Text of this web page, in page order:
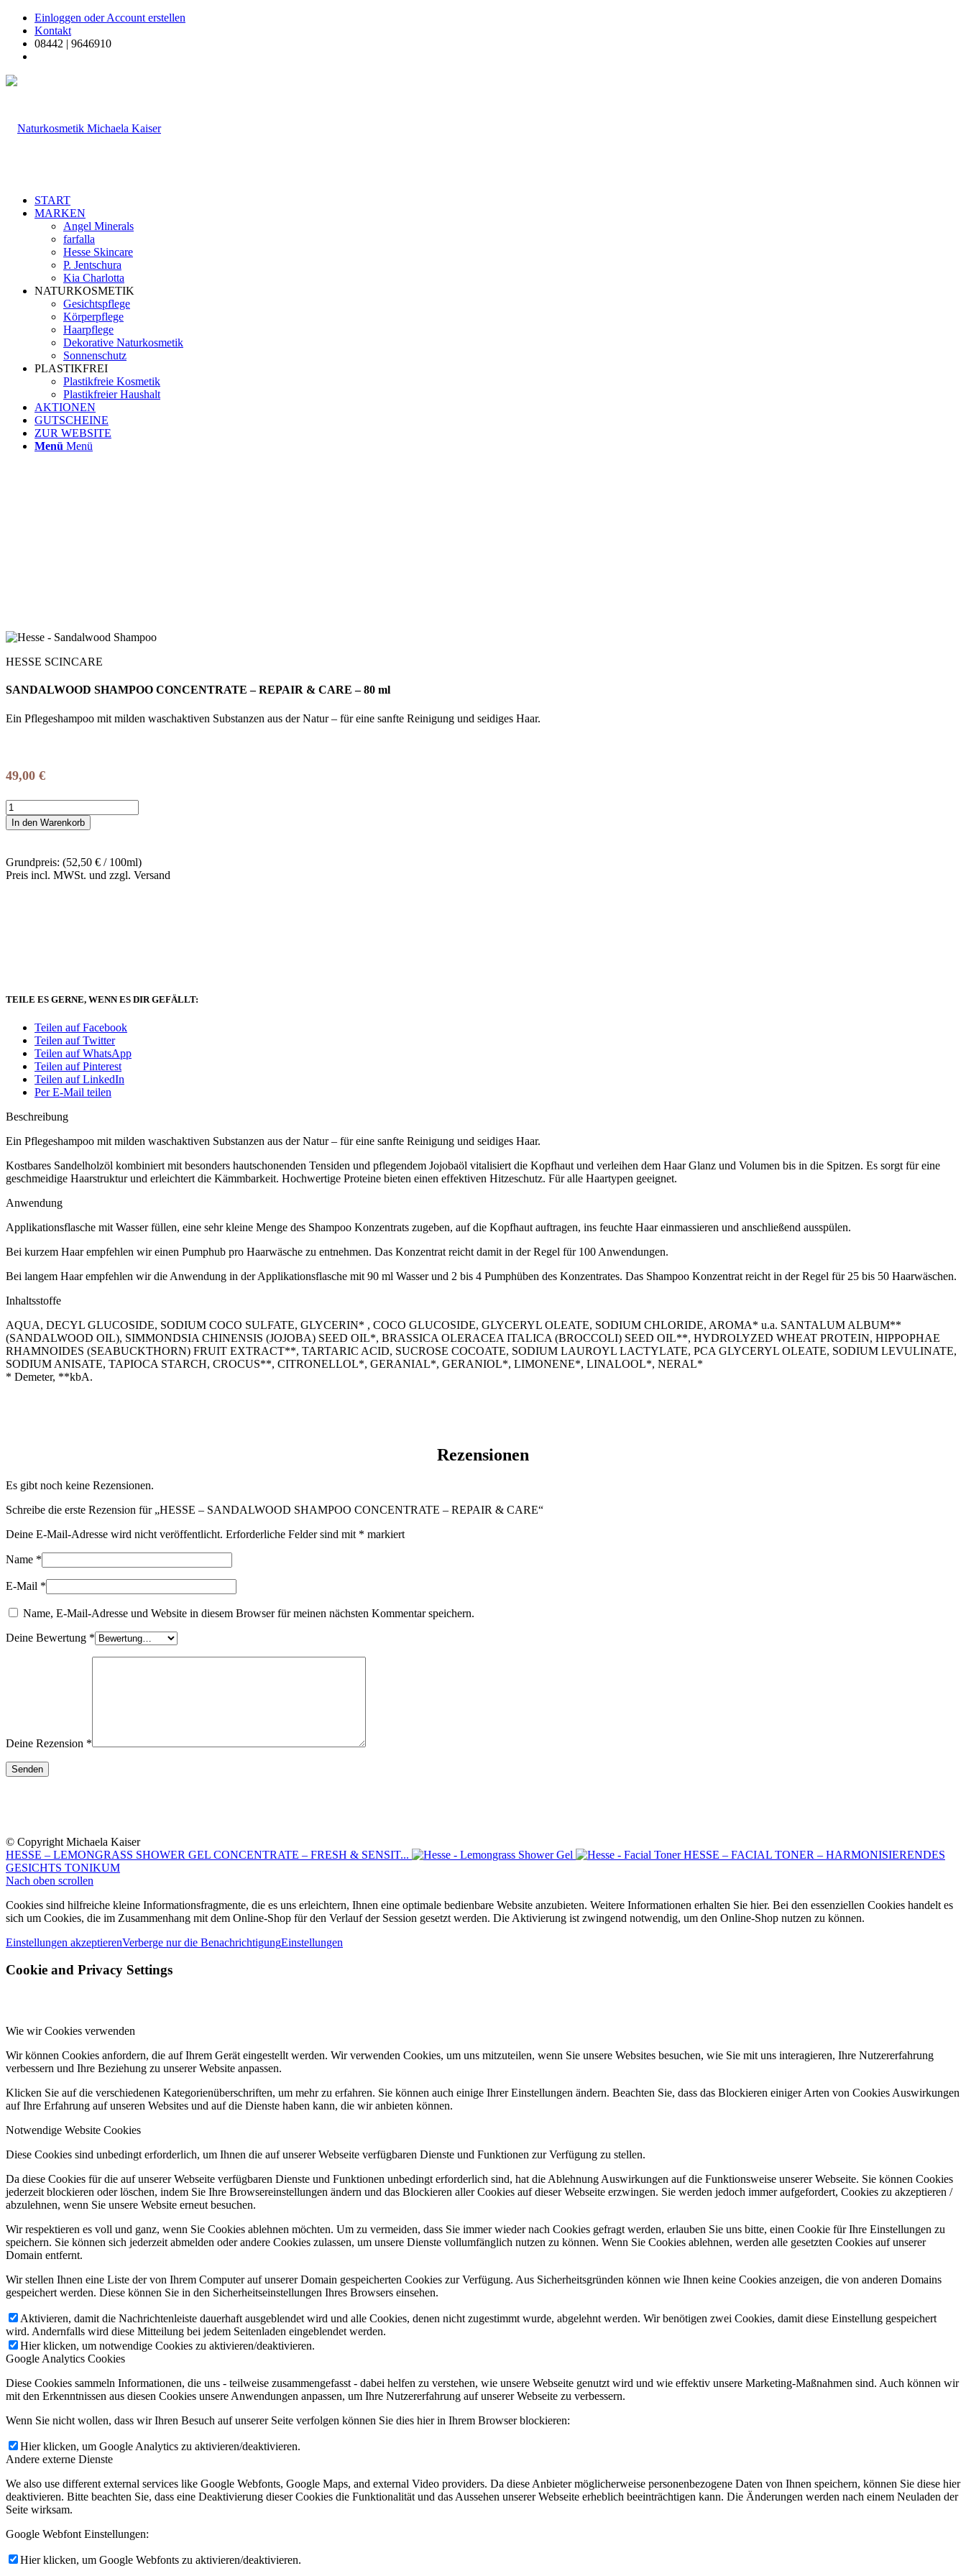
Einloggen oder Account erstellen
Kontakt
08442 | 9646910
START
MARKEN
Angel Minerals
farfalla
Hesse Skincare
P. Jentschura
Kia Charlotta
NATURKOSMETIK
Gesichtspflege
Körperpflege
Haarpflege
Dekorative Naturkosmetik
Sonnenschutz
PLASTIKFREI
Plastikfreie Kosmetik
Plastikfreier Haushalt
AKTIONEN
GUTSCHEINE
ZUR WEBSITE
Menü Menü
HESSE SCINCARE
SANDALWOOD SHAMPOO CONCENTRATE – REPAIR & CARE – 80 ml
Ein Pflegeshampoo mit milden waschaktiven Substanzen aus der Natur – für eine sanfte Reinigung und seidiges Haar.
49,00 €
HESSE
-
SANDALWOOD
CONCENTRATE
-
REPAIR
In den Warenkorb
Grundpreis: (52,50 € / 100ml)
Preis incl. MWSt. und zzgl. Versand
TEILE ES GERNE, WENN ES DIR GEFÄLLT:
Teilen auf Facebook
Teilen auf Twitter
Teilen auf WhatsApp
Teilen auf Pinterest
Teilen auf LinkedIn
Per E-Mail teilen
Beschreibung
Ein Pflegeshampoo mit milden waschaktiven Substanzen aus der Natur – für eine sanfte Reinigung und seidiges Haar.
Kostbares Sandelholzöl kombiniert mit besonders hautschonenden Tensiden und pflegendem Jojobaöl vitalisiert die Kopfhaut und verleihen dem Haar Glanz und Volumen bis in die Spitzen. Es sorgt für eine
geschmeidige Haarstruktur und erleichtert die Kämmbarkeit. Hochwertige Proteine bieten einen effektiven Hitzeschutz. Für alle Haartypen geeignet.
Anwendung
Applikationsflasche mit Wasser füllen, eine sehr kleine Menge des Shampoo Konzentrats zugeben, auf die Kopfhaut auftragen, ins feuchte Haar einmassieren und anschließend ausspülen.
Bei kurzem Haar empfehlen wir einen Pumphub pro Haarwäsche zu entnehmen. Das Konzentrat reicht damit in der Regel für 100 Anwendungen.
Bei langem Haar empfehlen wir die Anwendung in der Applikationsflasche mit 90 ml Wasser und 2 bis 4 Pumphüben des Konzentrates. Das Shampoo Konzentrat reicht in der Regel für 25 bis 50 Haarwäschen.
Inhaltsstoffe
AQUA, DECYL GLUCOSIDE, SODIUM COCO SULFATE, GLYCERIN* , COCO GLUCOSIDE, GLYCERYL OLEATE, SODIUM CHLORIDE, AROMA* u.a. SANTALUM ALBUM**
(SANDALWOOD OIL), SIMMONDSIA CHINENSIS (JOJOBA) SEED OIL*, BRASSICA OLERACEA ITALICA (BROCCOLI) SEED OIL**, HYDROLYZED WHEAT PROTEIN, HIPPOPHAE
RHAMNOIDES (SEABUCKTHORN) FRUIT EXTRACT**, TARTARIC ACID, SUCROSE COCOATE, SODIUM LAUROYL LACTYLATE, PCA GLYCERYL OLEATE, SODIUM LEVULINATE,
SODIUM ANISATE, TAPIOCA STARCH, CROCUS**, CITRONELLOL*, GERANIAL*, GERANIOL*, LIMONENE*, LINALOOL*, NERAL*
* Demeter, **kbA.
Rezensionen
Es gibt noch keine Rezensionen.
Schreibe die erste Rezension für „HESSE – SANDALWOOD SHAMPOO CONCENTRATE – REPAIR & CARE“
Deine E-Mail-Adresse wird nicht veröffentlicht. Erforderliche Felder sind mit * markiert
Name *
E-Mail *
Name, E-Mail-Adresse und Website in diesem Browser für meinen nächsten Kommentar speichern.
Deine Bewertung *
Deine Rezension *
© Copyright Michaela Kaiser
HESSE – LEMONGRASS SHOWER GEL CONCENTRATE – FRESH & SENSIT...
HESSE – FACIAL TONER – HARMONISIERENDES
GESICHTS TONIKUM
Nach oben scrollen
Cookies sind hilfreiche kleine Informationsfragmente, die es uns erleichtern, Ihnen eine optimale bedienbare Website anzubieten. Weitere Informationen erhalten Sie hier. Bei den essenziellen Cookies handelt es
sich um Cookies, die im Zusammenhang mit dem Online-Shop für den Verlauf der Session gesetzt werden. Die Aktivierung ist zwingend notwendig, um den Online-Shop nutzen zu können.
Einstellungen akzeptierenVerberge nur die BenachrichtigungEinstellungen
Cookie and Privacy Settings
Wie wir Cookies verwenden
Wir können Cookies anfordern, die auf Ihrem Gerät eingestellt werden. Wir verwenden Cookies, um uns mitzuteilen, wenn Sie unsere Websites besuchen, wie Sie mit uns interagieren, Ihre Nutzererfahrung
verbessern und Ihre Beziehung zu unserer Website anpassen.
Klicken Sie auf die verschiedenen Kategorienüberschriften, um mehr zu erfahren. Sie können auch einige Ihrer Einstellungen ändern. Beachten Sie, dass das Blockieren einiger Arten von Cookies Auswirkungen
auf Ihre Erfahrung auf unseren Websites und auf die Dienste haben kann, die wir anbieten können.
Notwendige Website Cookies
Diese Cookies sind unbedingt erforderlich, um Ihnen die auf unserer Webseite verfügbaren Dienste und Funktionen zur Verfügung zu stellen.
Da diese Cookies für die auf unserer Webseite verfügbaren Dienste und Funktionen unbedingt erforderlich sind, hat die Ablehnung Auswirkungen auf die Funktionsweise unserer Webseite. Sie können Cookies
jederzeit blockieren oder löschen, indem Sie Ihre Browsereinstellungen ändern und das Blockieren aller Cookies auf dieser Webseite erzwingen. Sie werden jedoch immer aufgefordert, Cookies zu akzeptieren /
abzulehnen, wenn Sie unsere Website erneut besuchen.
Wir respektieren es voll und ganz, wenn Sie Cookies ablehnen möchten. Um zu vermeiden, dass Sie immer wieder nach Cookies gefragt werden, erlauben Sie uns bitte, einen Cookie für Ihre Einstellungen zu
speichern. Sie können sich jederzeit abmelden oder andere Cookies zulassen, um unsere Dienste vollumfänglich nutzen zu können. Wenn Sie Cookies ablehnen, werden alle gesetzten Cookies auf unserer
Domain entfernt.
Wir stellen Ihnen eine Liste der von Ihrem Computer auf unserer Domain gespeicherten Cookies zur Verfügung. Aus Sicherheitsgründen können wie Ihnen keine Cookies anzeigen, die von anderen Domains
gespeichert werden. Diese können Sie in den Sicherheitseinstellungen Ihres Browsers einsehen.
Aktivieren, damit die Nachrichtenleiste dauerhaft ausgeblendet wird und alle Cookies, denen nicht zugestimmt wurde, abgelehnt werden. Wir benötigen zwei Cookies, damit diese Einstellung gespeichert
wird. Andernfalls wird diese Mitteilung bei jedem Seitenladen eingeblendet werden.
Hier klicken, um notwendige Cookies zu aktivieren/deaktivieren.
Google Analytics Cookies
Diese Cookies sammeln Informationen, die uns - teilweise zusammengefasst - dabei helfen zu verstehen, wie unsere Webseite genutzt wird und wie effektiv unsere Marketing-Maßnahmen sind. Auch können wir
mit den Erkenntnissen aus diesen Cookies unsere Anwendungen anpassen, um Ihre Nutzererfahrung auf unserer Webseite zu verbessern.
Wenn Sie nicht wollen, dass wir Ihren Besuch auf unserer Seite verfolgen können Sie dies hier in Ihrem Browser blockieren:
Hier klicken, um Google Analytics zu aktivieren/deaktivieren.
Andere externe Dienste
We also use different external services like Google Webfonts, Google Maps, and external Video providers. Da diese Anbieter möglicherweise personenbezogene Daten von Ihnen speichern, können Sie diese hier
deaktivieren. Bitte beachten Sie, dass eine Deaktivierung dieser Cookies die Funktionalität und das Aussehen unserer Webseite erheblich beeinträchtigen kann. Die Änderungen werden nach einem Neuladen der
Seite wirksam.
Google Webfont Einstellungen:
Hier klicken, um Google Webfonts zu aktivieren/deaktivieren.